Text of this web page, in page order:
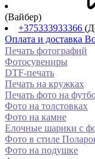
(Вайбер)
+375333933366
Оплата и доставка
Печать фотографий
Фотосувениры
DTF-печать
Печать на кружках
Печать фото на
Фото на толстовках
Фото на камне
Елочные шарики с
Фото в стиле
Фото на подушке